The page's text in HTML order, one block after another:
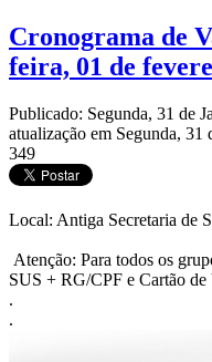
Cronograma de
feira, 01 de
Publicado: Segunda, 31 de
atualização em Segunda, 31
349
Local: Antiga Secretaria de
Atenção: Para todos os
SUS + RG/CPF e Cartão de
.
.